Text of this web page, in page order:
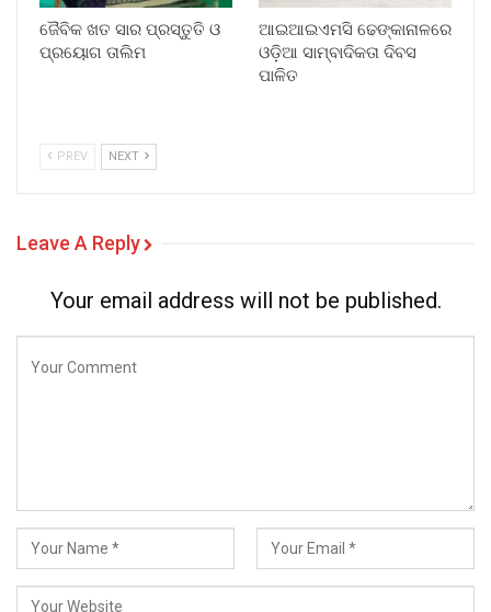
ଜୈବିକ ଖତ ସାର ପ୍ରସ୍ତୁତି ଓ
ପ୍ରୟୋଗ ତାଲିମ
ଆଇଆଇଏମସି ଢେଙ୍କାନାଳରେ
ଓଡ଼ିଆ ସାମ୍ବାଦିକତା ଦିବସ
ପାଳିତ
PREV NEXT
Leave A Reply
Your email address will not be published.